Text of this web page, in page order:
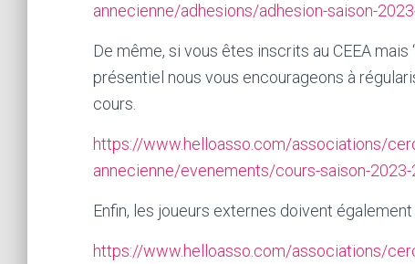
annecienne/adhesions/adhesion-saison-
De même, si vous êtes inscrits au CEEA
présentiel nous vous encourageons à
cours.
https://www.helloasso.com/associations/
annecienne/evenements/cours-saison-
Enfin, les joueurs externes doivent également
https://www.helloasso.com/associations/